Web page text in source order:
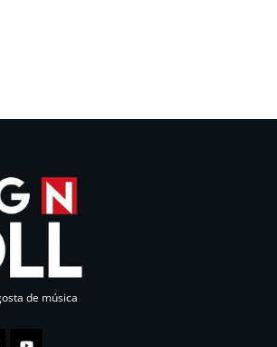
de música